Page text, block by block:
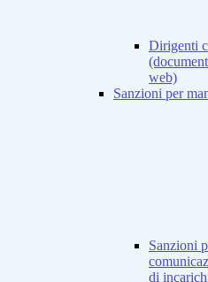
Dirigenti
web)
Sanzioni per
Sanzioni
di